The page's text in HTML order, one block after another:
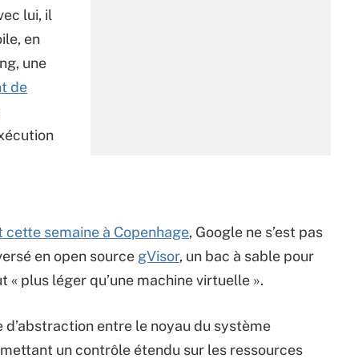
lui, il
en
une
de
cette semaine à Copenhage, Google ne s’est pas
en open source gVisor, un bac à sable pour
« plus léger qu’une machine virtuelle ».
d’abstraction entre le noyau du système
un contrôle étendu sur les ressources